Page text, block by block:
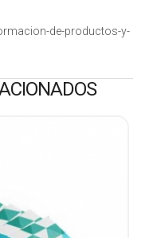
de-productos-y-